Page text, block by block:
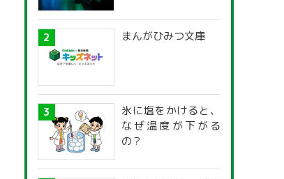
探究ガイド
まんがひみつ文庫
氷に塩をかけると、
なぜ温度が下がる
の？